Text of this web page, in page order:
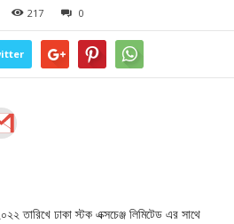
217 0
তারিখে ঢাকা স্টক এক্সচেঞ্জ লিমিটেড এর সাথে